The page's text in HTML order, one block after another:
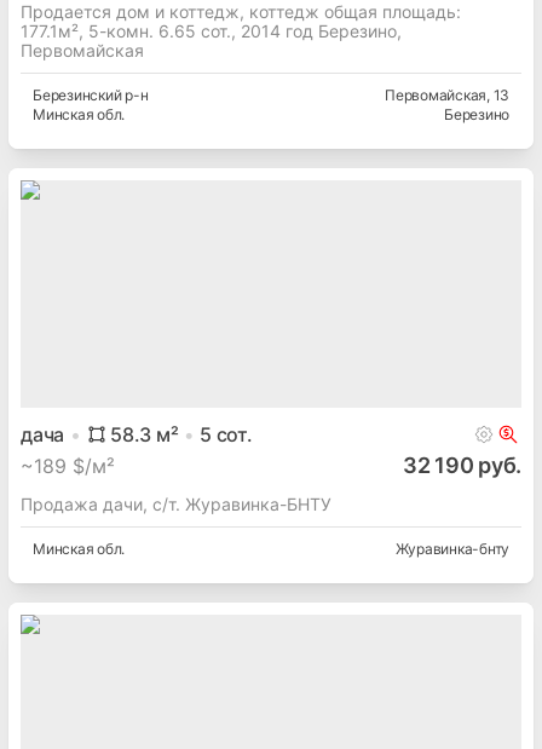
Продается дом и коттедж, коттедж общая площадь:
177.1м², 5-комн. 6.65 сот., 2014 год Березино,
Первомайская
Березинскийр-н
Минская обл.
Первомайская, 13
Березино
дача 58.3 м² 5 сот.
~189 $/м² 32 190 руб.
Продажа дачи, с/т. Журавинка-БНТУ
Минская обл. Журавинка-бнту